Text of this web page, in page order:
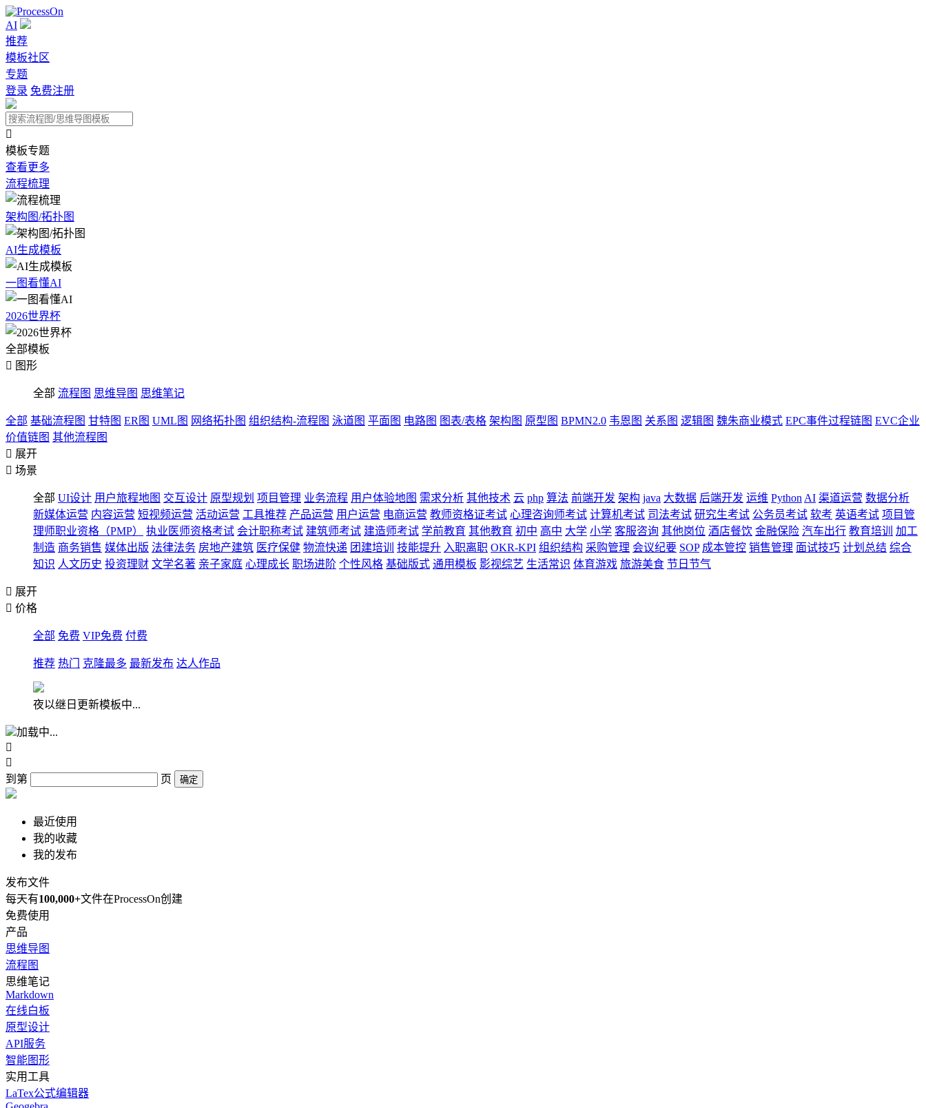
AI
推荐
模板社区
专题
登录 免费注册

模板专题
查看更多
流程梳理
架构图/拓扑图
AI生成模板
一图看懂AI
2026世界杯
全部模板
 图形
全部 流程图 思维导图 思维笔记
全部 基础流程图 甘特图 ER图 UML图 网络拓扑图 组织结构-流程图 泳道图 平面图 电路图 图表/表格 架构图 原型图 BPMN2.0 韦恩图 关系图 逻辑图 魏朱商业模式 EPC事件过程链图 EVC企业
价值链图 其他流程图
 展开
 场景
全部 UI设计 用户旅程地图 交互设计 原型规划 项目管理 业务流程 用户体验地图 需求分析 其他技术 云 php 算法 前端开发 架构 java 大数据 后端开发 运维 Python AI 渠道运营 数据分析
新媒体运营 内容运营 短视频运营 活动运营 工具推荐 产品运营 用户运营 电商运营 教师资格证考试 心理咨询师考试 计算机考试 司法考试 研究生考试 公务员考试 软考 英语考试 项目管
理师职业资格（PMP）
执业医师资格考试 会计职称考试 建筑师考试 建造师考试 学前教育 其他教育 初中 高中 大学 小学 客服咨询 其他岗位 酒店餐饮 金融保险 汽车出行 教育培训
加工
制造 商务销售 媒体出版 法律法务 房地产建筑 医疗保健 物流快递 团建培训 技能提升 入职离职 OKR-KPI 组织结构 采购管理 会议纪要 SOP 成本管控 销售管理 面试技巧 计划总结 综合
知识 人文历史 投资理财 文学名著 亲子家庭 心理成长 职场进阶 个性风格 基础版式 通用模板 影视综艺 生活常识 体育游戏 旅游美食 节日节气
 展开
 价格
全部 免费 VIP免费 付费
推荐 热门 克隆最多 最新发布 达人作品
夜以继日更新模板中...
加载中...


到第
页 确定
最近使用
我的收藏
我的发布
发布文件
每天有100,000+文件在ProcessOn创建
免费使用
产品
思维导图
流程图
思维笔记
Markdown
在线白板
原型设计
API服务
智能图形
实用工具
LaTex公式编辑器